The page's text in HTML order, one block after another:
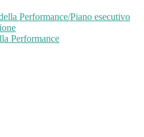
Performance/Piano esecutivo
Performance